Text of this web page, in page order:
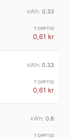
0.33
0,61 kr
0.33
0,61 kr
0.6